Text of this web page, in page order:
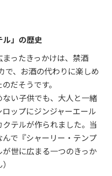
」の歴史
ったきっかけは、禁酒
で、お酒の代わりに楽しめ
だそうです。
ない子供でも、大人と一緒
ップにジンジャーエール
テルが作られました。当
で『シャーリー・テンプ
世に広まる一つのきっか